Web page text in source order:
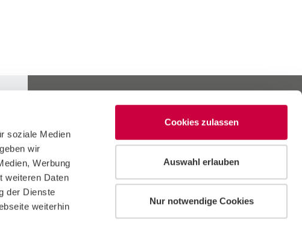
soziale Medien
wir
Werbung
weiteren Daten
der Dienste
weiterhin
Cookies zulassen
Auswahl erlauben
Nur notwendige Cookies
Uniport Karriereservice Universität Wien GmbH
Campus, Hof 1.17, Spitalgasse 2, 1090 Wien
E-Mail: